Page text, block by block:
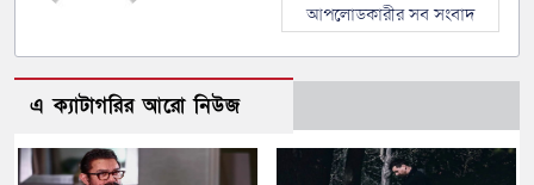
আপলোডকারীর সব সংবাদ
এ ক্যাটাগরির আরো নিউজ